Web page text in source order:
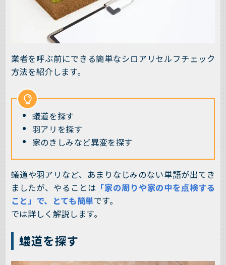
業者を呼ぶ前にできる簡単なシロアリセルフチェック
方法を紹介します。
蟻道を探す
羽アリを探す
家のきしみなど異変を探す
蟻道や羽アリなど、あまりなじみのない単語が出てき
ましたが、やることは 「家の周りや家の中を点検する
こと」で、とても簡単です。
では詳しく解説します。
蟻道を探す